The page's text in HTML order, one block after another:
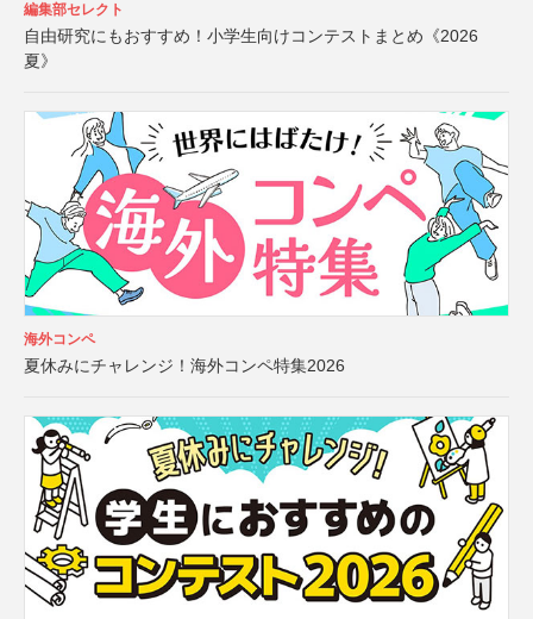
編集部セレクト
自由研究にもおすすめ！小学生向けコンテストまとめ《2026
夏》
海外コンペ
夏休みにチャレンジ！海外コンペ特集2026